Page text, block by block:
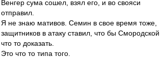
Венгер сума сошел, взял его, и во свояси
отправил.
Я не знаю мативов. Семин в свое время тоже,
защитников в атаку ставил, что бы Смородской
что то доказать.
Это что то типа того.